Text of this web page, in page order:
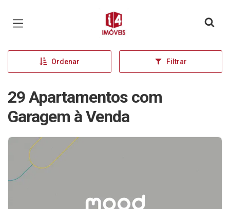
Página inicial
Ordenar Filtrar
29 Apartamentos com
Garagem à Venda